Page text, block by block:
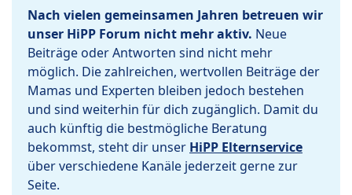
Nach vielen gemeinsamen Jahren betreuen wir
unser HiPP Forum nicht mehr aktiv. Neue
Beiträge oder Antworten sind nicht mehr
möglich. Die zahlreichen, wertvollen Beiträge der
Mamas und Experten bleiben jedoch bestehen
und sind weiterhin für dich zugänglich. Damit du
auch künftig die bestmögliche Beratung
bekommst, steht dir unser HiPP Elternservice
über verschiedene Kanäle jederzeit gerne zur
Seite.